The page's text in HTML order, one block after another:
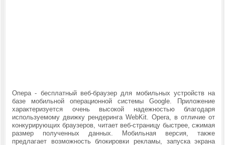
Опера - бесплатный веб-браузер для мобильных устройств на
базе мобильной операционной системы Google. Приложение
характеризуется очень высокой надежностью благодаря
используемому движку рендеринга WebKit. Opera, в отличие от
конкурирующих браузеров, читает веб-страницу быстрее, сжимая
размер полученных данных. Мобильная версия, также
предлагает возможность блокировки рекламы, запуска экрана